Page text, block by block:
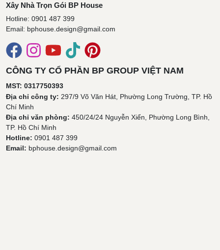
Xây Nhà Trọn Gói BP House
Hotline: 0901 487 399
Email: bphouse.design@gmail.com
CÔNG TY CỔ PHẦN BP GROUP VIỆT NAM
MST: 0317750393
Địa chỉ công ty: 297/9 Võ Văn Hát, Phường Long Trường, TP. Hồ
Chí Minh
Địa chỉ văn phòng: 450/24/24 Nguyễn Xiển, Phường Long Bình,
TP. Hồ Chí Minh
Hotline: 0901 487 399
Email: bphouse.design@gmail.com